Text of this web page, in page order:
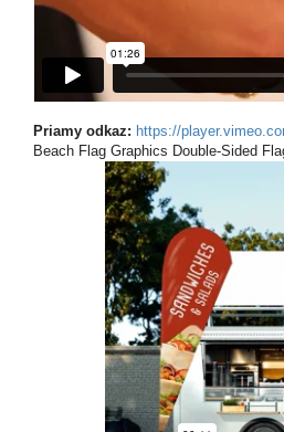
Priamy odkaz: https://
Beach Flag Graphics Double-Sided